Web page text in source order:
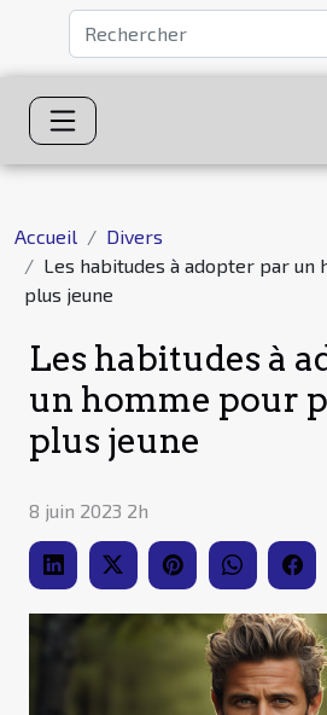
Accueil
Divers
Les habitudes à adopter par un
plus jeune
Les habitudes à
un homme pour
plus jeune
8 juin 2023 2h